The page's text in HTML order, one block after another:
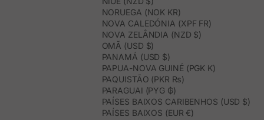
NORUEGA (NOK KR)
NOVA CALEDÓNIA (XPF FR)
NOVA ZELÂNDIA (NZD $)
OMÃ (USD $)
PANAMÁ (USD $)
PAPUA-NOVA GUINÉ (PGK K)
PAQUISTÃO (PKR ₨)
PARAGUAI (PYG ₲)
PAÍSES BAIXOS CARIBENHOS (USD $)
PAÍSES BAIXOS (EUR €)